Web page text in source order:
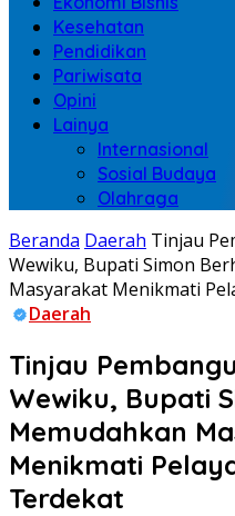
Kesehatan
Pendidikan
Pariwisata
Opini
Lainya
Internasional
Sosial Budaya
Olahraga
Beranda Daerah Tinjau
Wewiku, Bupati Simon
Masyarakat Menikmati
Daerah
Tinjau
Wewiku, Bupati
Memudahkan
Menikmati
Terdekat